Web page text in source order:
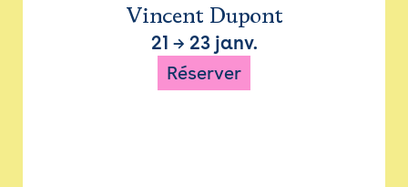
Vincent Dupont
21 → 23 janv.
Réserver